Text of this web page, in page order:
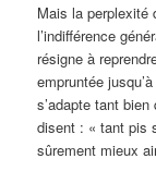
Mais la perplexité
l’indifférence
résigne à
empruntée
s’adapte tant
disent : « tant pis
sûrement mieux